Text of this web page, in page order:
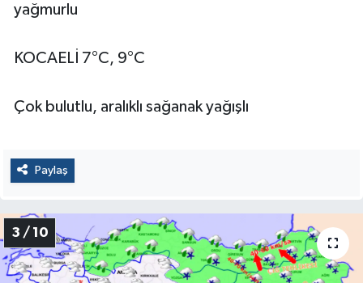
yağmurlu
KOCAELİ 7°C, 9°C
Çok bulutlu, aralıklı sağanak yağışlı
Paylaş
3 / 10